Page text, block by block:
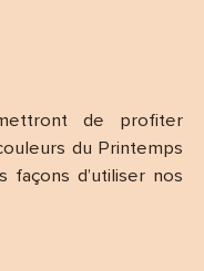
de profiter
du Printemps
d’utiliser nos